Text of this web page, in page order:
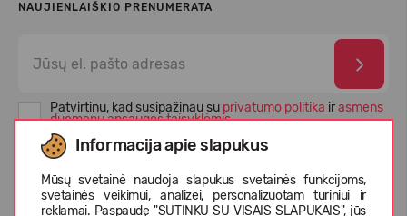
Informacija apie slapukus
Mūsų svetainė naudoja slapukus svetainės funkcijoms,
svetainės veikimui, analizei, personalizuotam turiniui ir
reklamai. Paspaudę "SUTINKU SU VISAIS SLAPUKAIS", jūs
NAUJIENLAIŠKIO PRENUMERATA
Patvirtinu, kad susipažinau su privatumo politika irasmens
duomenų apsaugos taisyklėmis